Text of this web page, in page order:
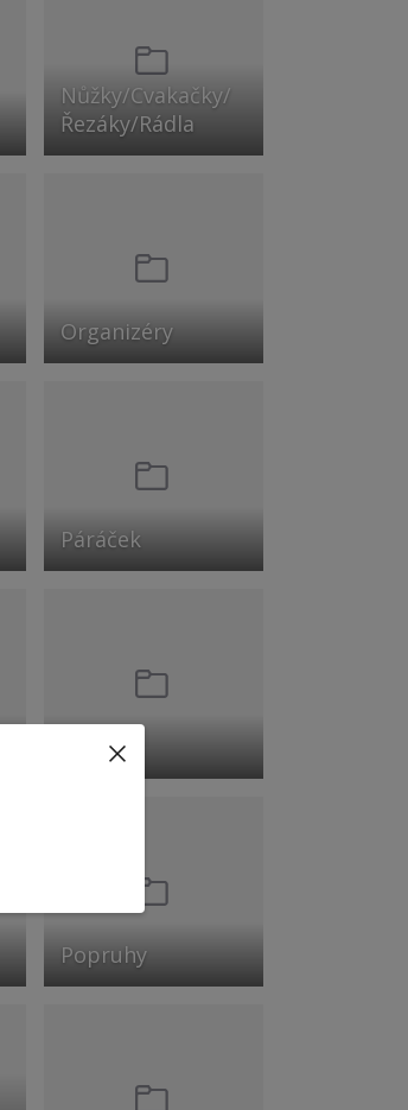
Nůžky/Cvakačky/
Řezáky/Rádla
Organizéry
Páráček
Pinzety
Popruhy